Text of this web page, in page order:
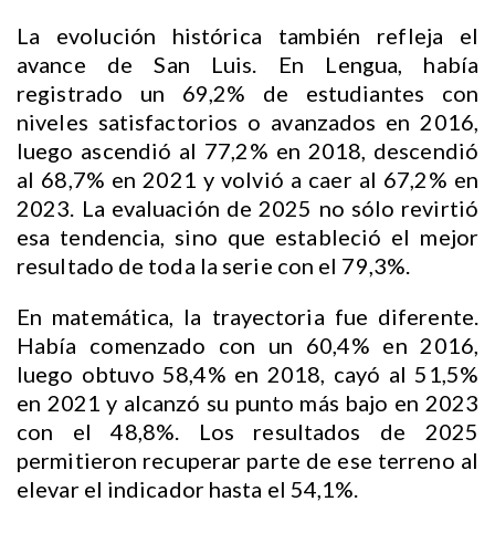
La evolución histórica también refleja el
avance de San Luis. En Lengua, había
registrado un 69,2% de estudiantes con
niveles satisfactorios o avanzados en 2016,
luego ascendió al 77,2% en 2018, descendió
al 68,7% en 2021 y volvió a caer al 67,2% en
2023. La evaluación de 2025 no sólo revirtió
esa tendencia, sino que estableció el mejor
resultado de toda la serie con el 79,3%.
En matemática, la trayectoria fue diferente.
Había comenzado con un 60,4% en 2016,
luego obtuvo 58,4% en 2018, cayó al 51,5%
en 2021 y alcanzó su punto más bajo en 2023
con el 48,8%. Los resultados de 2025
permitieron recuperar parte de ese terreno al
elevar el indicador hasta el 54,1%.